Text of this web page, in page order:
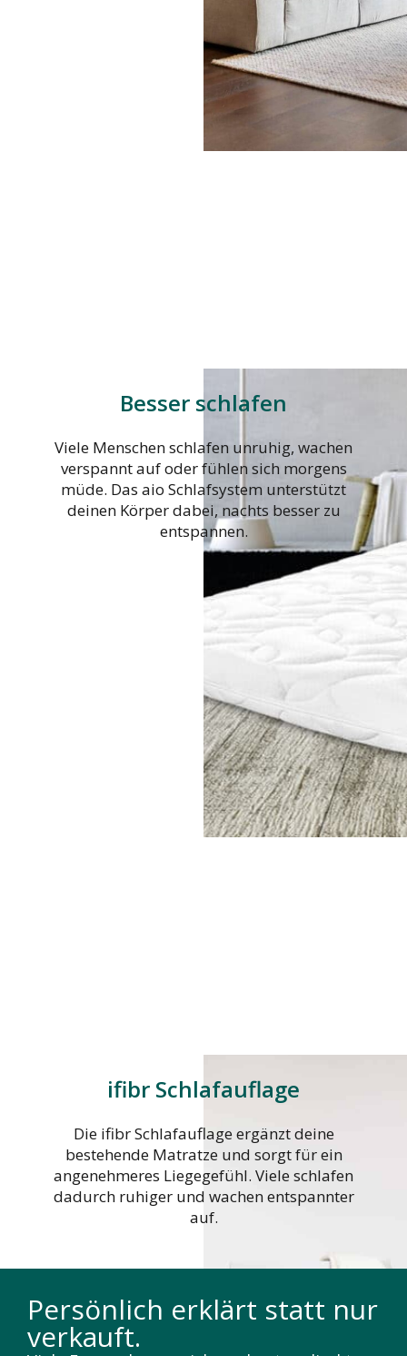
Besser schlafen
Viele Menschen schlafen unruhig, wachen
verspannt auf oder fühlen sich morgens
müde. Das aio Schlafsystem unterstützt
deinen Körper dabei, nachts besser zu
entspannen.
ifibr Schlafauflage
Die ifibr Schlafauflage ergänzt deine
bestehende Matratze und sorgt für ein
angenehmeres Liegegefühl. Viele schlafen
dadurch ruhiger und wachen entspannter
auf.
Persönlich erklärt statt nur
verkauft.